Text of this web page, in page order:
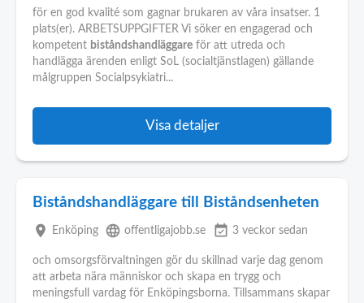
för en god kvalité som gagnar brukaren av våra insatser. 1
plats(er). ARBETSUPPGIFTER Vi söker en engagerad och
kompetent biståndshandläggare för att utreda och
handlägga ärenden enligt SoL (socialtjänstlagen) gällande
målgruppen Socialpsykiatri...
Visa detaljer
Biståndshandläggare till Biståndsenheten
place Enköping language offentligajobb.se event_available 3 veckor sedan
och omsorgsförvaltningen gör du skillnad varje dag genom
att arbeta nära människor och skapa en trygg och
meningsfull vardag för Enköpingsborna. Tillsammans skapar